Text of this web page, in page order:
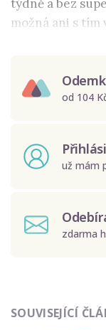
týdně a bez
možná ani s tím
od 104
už mám
zdarma
SOUVISEJÍCÍ